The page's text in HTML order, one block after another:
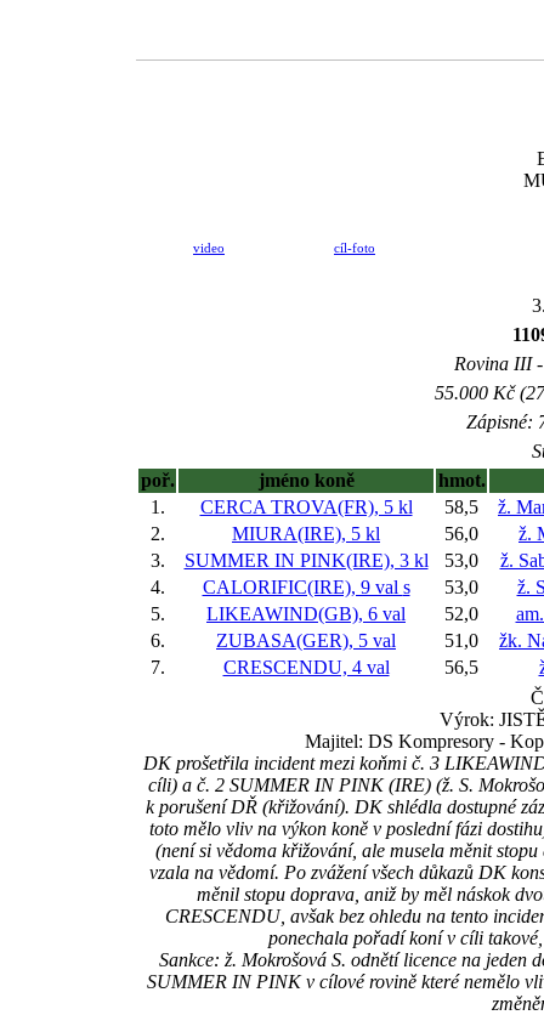
video cíl-foto
Rovina III
55.000 Kč
Zápisné:
poř.
jméno koně
hmot.
1.
CERCA TROVA(FR), 5 kl 58,5
ž.
2.
MIURA(IRE), 5 kl 56,0
ž.
3.
SUMMER IN PINK(IRE), 3 kl 53,0
ž.
4.
CALORIFIC(IRE), 9 val s 53,0
ž.
5.
LIKEAWIND(GB), 6 val 52,0
6.
ZUBASA(GER), 5 val 51,0
žk.
7.
CRESCENDU, 4 val 56,5
Výrok:
Majitel: DS Kompresory -
DK prošetřila incident mezi koňmi č. 3
cíli) a č. 2 SUMMER IN PINK (IRE) (ž. S.
k porušení DŘ (křižování). DK shlédla dostupné
toto mělo vliv na výkon koně v poslední fázi
(není si vědoma křižování, ale musela měnit
vzala na vědomí. Po zvážení všech důkazů DK
měnil stopu doprava, aniž by měl náskok
CRESCENDU, avšak bez ohledu na tento
ponechala pořadí koní v cíli
Sankce: ž. Mokrošová S. odnětí licence na
SUMMER IN PINK v cílové rovině které nemělo